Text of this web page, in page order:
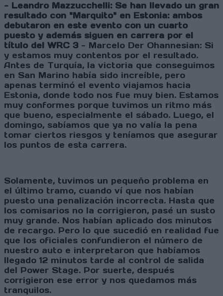
- Leandro Mazzucchelli: Se han llevado un gran
resultado con "Marquito" en Estonia: ambos
debutaron en este evento con un cuarto
puesto y además siguen en carrera por el
título del WRC 3 - Marcelo Der Ohannesian: Si
y estamos muy contentos por el resultado.
Antes de Turquía, la victoria que conseguimos
en San Marino había sido increíble, pero
apenas terminó el evento viajamos hacia
Estonia, donde todo nos fue muy bien. Estamos
muy conformes porque tuvimos un ritmo más
que bueno, especialmente el sábado. Luego, el
domingo, sabíamos que ya no valía la pena
tomar ciertos riesgos y teníamos que asegurar
los puntos de esta carrera.
Solamente, tuvimos un pequeño problema en
el último tramo, cuando ví que nos habían
puesto una penalización incorrecta. Hasta que
los comisarios no la corrigieron, pasé un susto
muy grande. Nos habían aplicado dos minutos
de recargo. Pero lo que sucedió en realidad fue
que los oficiales confundieron el número de
nuestro auto e interpretaron que habíamos
llegado 12 minutos tarde al control de salida
del Power Stage. Por suerte, después
corrigieron ese error y nos quedamos más
tranquilos.